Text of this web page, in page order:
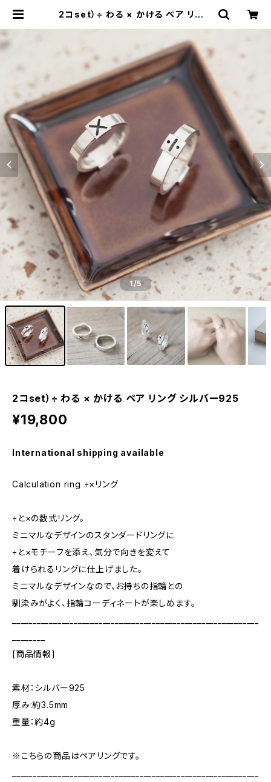
2コset）÷ わる × かける ペア リング
1/5
2コset）÷ わる × かける ペア リング シルバー925
¥19,800
International shipping available
Calculation ring ÷×リング
÷と×の数式リング。
ミニマルなデザインのスタンダードリングに
÷と×モチーフを添え、気分で向きを変えて
着けられるリングに仕上げました。
ミニマルなデザインなので、お持ちの指輪との
馴染みがよく、指輪コーディネートが楽しめます。
[商品情報]
素材：シルバー925
厚み:約3.5mm
重量：約4g
※こちらの商品はペアリングです。